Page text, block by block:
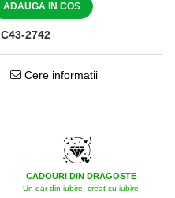
ADAUGA IN COS
C43-2742
Cere informatii
CADOURI DIN DRAGOSTE
Un dar din iubire, creat cu iubire